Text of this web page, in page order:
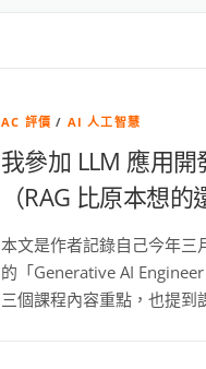
AC 評價 / AI 人工智慧
我參加 LLM 應用
（RAG 比原本想的
本文是作者記錄自己今年三
的「Generative AI
三個課程內容重點，也提到